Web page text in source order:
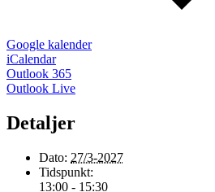
Google kalender
iCalendar
Outlook 365
Outlook Live
Detaljer
Dato: 27/3-2027
Tidspunkt:
13:00 - 15:30